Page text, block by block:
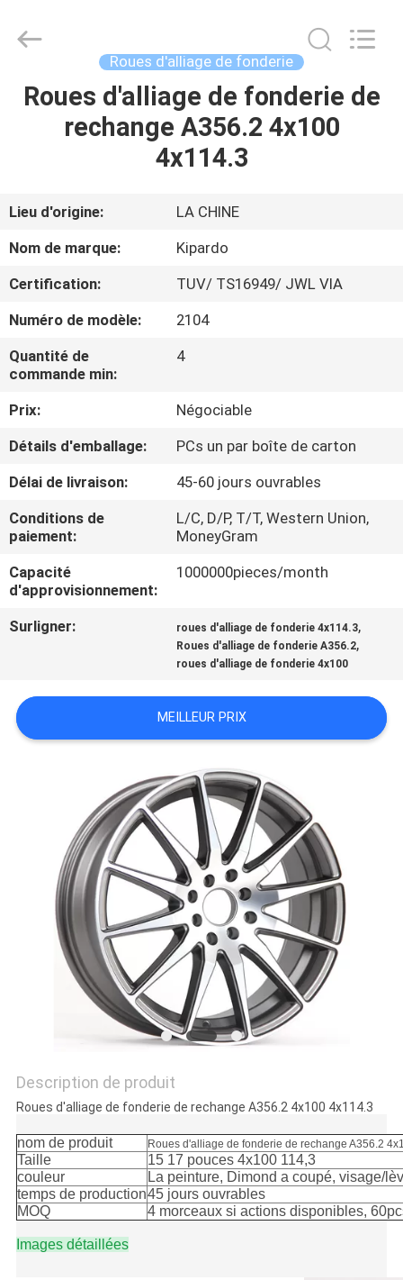
MAISON
AU
SUJET
DE
VISITE
CONTRÔLE
DE
QUALITÉ
CONTACTEZ-
NOUS
CITATION
PRIVACY
POLICY
Industry
Co.,Ltd.
Reserved.
Roues d'alliage de fonderie
Roues d'alliage de fonderie de
rechange A356.2 4x100
4x114.3
Lieu d'origine:
LA CHINE
Nom de marque:
Kipardo
Certification:
TUV/ TS16949/ JWL VIA
Numéro de modèle:
2104
Quantité de
commande min:
4
Prix:
Négociable
Détails d'emballage:
PCs un par boîte de carton
Délai de livraison:
45-60 jours ouvrables
Conditions de
paiement:
L/C, D/P, T/T, Western Union,
MoneyGram
Capacité
d'approvisionnement:
1000000pieces/month
Surligner: roues d'alliage de fonderie 4x114.3,
Roues d'alliage de fonderie A356.2,
roues d'alliage de fonderie 4x100
MEILLEUR PRIX
Description de produit
Roues d'alliage de fonderie de rechange A356.2 4x100 4x114.3
nom de produit Roues d'alliage de fonderie de rechange A356.2
Taille
15 17 pouces 4x100 114,3
couleur
La peinture, Dimond a coupé, visage/
temps de production45 jours ouvrables
MOQ
4 morceaux si actions disponibles,
Images détaillées